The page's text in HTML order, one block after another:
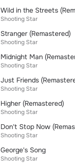
Wild in the Streets
Shooting Star
Stranger (Remastered)
Shooting Star
Midnight Man
Shooting Star
Just Friends
Shooting Star
Higher (Remastered)
Shooting Star
Don't Stop Now
Shooting Star
George's Song
Shooting Star